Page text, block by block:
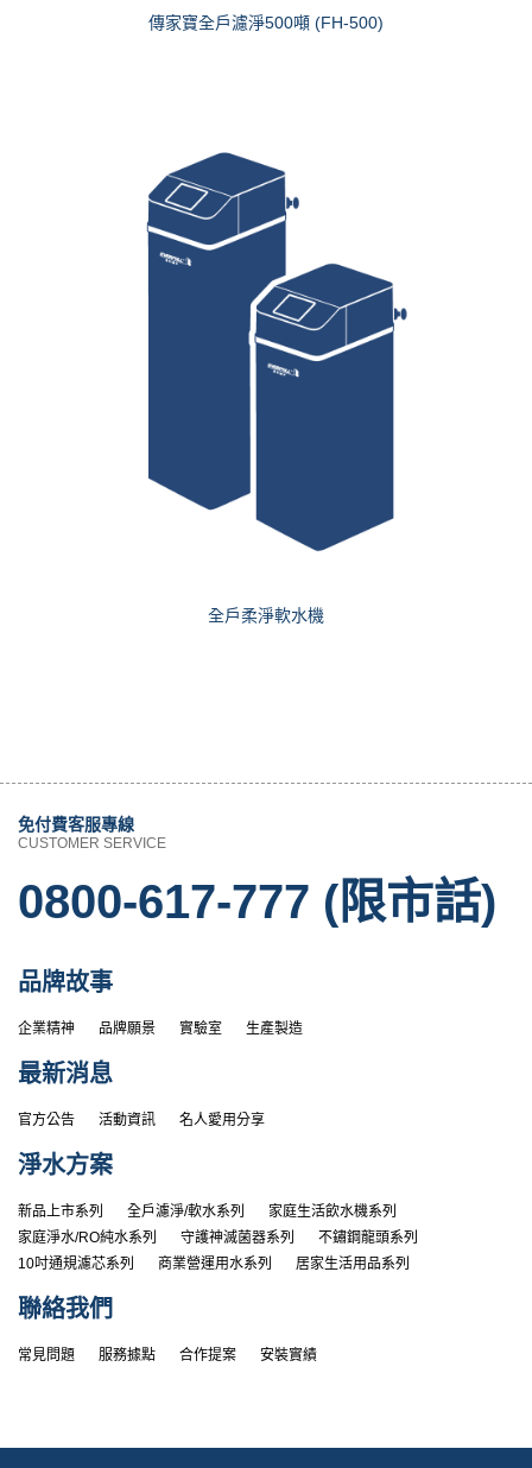
傳家寶全戶濾淨500噸 (FH-500)
全戶柔淨軟水機
免付費客服專線
CUSTOMER SERVICE
0800-617-777 (限市話)
品牌故事
企業精神 品牌願景 實驗室 生產製造
最新消息
官方公告 活動資訊 名人愛用分享
淨水方案
新品上市系列 全戶濾淨/軟水系列
家庭生活飲水機系列
家庭淨水/RO純水系列
守護神滅菌器系列
不鏽鋼龍頭系列
10吋通規濾芯系列
商業營運用水系列 居家生活用品系列
聯絡我們
常見問題 服務據點 合作提案 安裝實績